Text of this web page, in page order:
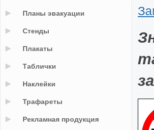
Планы эвакуации
Стенды
Плакаты
Таблички
Наклейки
Трафареты
Рекламная продукция